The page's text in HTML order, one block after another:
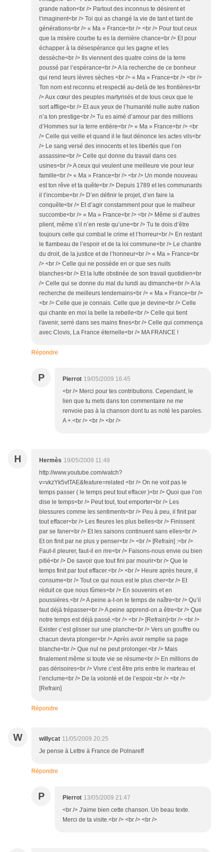
grande nation<br /> Partout des inconnus te désirent et
t’imaginent<br /> Toi qui as changé la vie de tant et tant de
générations<br /> « Ma » France<br /> <br /> Pour tout ceux
que la misère courbe tu es la dernière chance<br /> Et pour
échapper à la désespérance qui les gagne et les
dessèche<br /> Ils viennent des quatre coins de la terre
poussé par l’espérance<br /> A la recherche de ce bonheur
qui rend leurs lèvres sèches <br /> « Ma » France<br /> <br />
Ton nom est reconnu et respecté au-delà de tes frontières<br
/> Aux cœur des peuples martyrisés et de tous ceux que le
sort afflige<br /> Et aux yeux de l’humanité nulle autre nation
n’a ton prestige<br /> Tu es aimé d’amour par des millions
d’Hommes sur la terre entière<br /> « Ma » France<br /> <br
/> Celle qui veille et quand il le faut dénonce les actes vils<br
/> Le sang versé des innocents et les libertés que l’on
assassine<br /> Celle qui donne du travail dans ces
usines<br /> A ceux qui veulent une meilleure vie pour leur
famille<br /> « Ma » France<br /> <br /> Un monde nouveau
est ton rêve et ta quête<br /> Depuis 1789 et les communards
il t’incombe<br /> D’en définir le projet, d’en faire la
conquête<br /> Et d’agir constamment pour que le malheur
succombe<br /> « Ma » France<br /> <br /> Même si d’autres
plient, même s’il n’en reste qu’une<br /> Tu te dois d’être
toujours celle qui combat le crime et l’horreur<br /> En restant
le flambeau de l’espoir et de la loi commune<br /> Le chantre
du droit, de la justice et de l’honneur<br /> « Ma » France<br
/> <br /> Celle qui ne possède en or que ses nuits
blanches<br /> Et la lutte obstinée de son travail quotidien<br
/> Celle qui se donne du mal du lundi au dimanche<br /> A la
recherche de meilleurs lendemains<br /> « Ma » France<br />
<br /> Celle que je connais. Celle que je devine<br /> Celle
qui chante en moi la belle la rebelle<br /> Celle qui tient
l'avenir, serré dans ses mains fines<br /> Celle qui commença
avec Clovis, La France éternelle<br /> MA FRANCE !
Répondre
P Pierrot 19/05/2009 16:45
<br /> Merci pour tes contributions. Cependant, le
lien que tu mets dans ton commentaire ne me
renvoie pas à la chanson dont tu as noté les paroles.
A +.<br /> <br /> <br />
H Hermès 19/05/2009 11:48
http://www.youtube.com/watch?
v=vkzYk5vtTAE&feature=related <br /> On ne voit pas le
temps passer ( le temps peut tout effacer )<br /> Quoi que l’on
dise le temps<br /> Peut tout, tout emporter<br /> Les
blessures comme les sentiments<br /> Peu à peu, il finit par
tout effacer<br /> Les fleures les plus belles<br /> Finissent
par se faner<br /> Et les saisons continuent sans elles<br />
Et on finit par ne plus y penser<br /> <br /> [Refrain] :<br />
Faut-il pleurer, faut-il en rire<br /> Faisons-nous envie ou bien
pitié<br /> De savoir que tout fini par mourir<br /> Que le
temps finit par tout effacer.<br /> <br /> Heure après heure, il
consume<br /> Tout ce qui nous est le plus cher<br /> Et
réduit ce que nous fûmes<br /> En souvenirs et en
poussières.<br /> A peine a-t-on le temps de naître<br /> Qu’il
faut déjà trépasser<br /> A peine apprend-on a être<br /> Que
notre temps est déjà passé.<br /> <br /> [Refrain]<br /> <br />
Exister c’est glisser sur une planche<br /> Vers un gouffre ou
chacun devra plonger<br /> Après avoir remplie sa page
blanche<br /> Que nul ne peut prolonger.<br /> Mais
finalement même si toute vie se résume<br /> En millions de
pas dérisoires<br /> Vivre c’est être pris entre le marteau et
l’enclume<br /> De la volonté et de l’espoir.<br /> <br />
[Refrain]
Répondre
W willycat 11/05/2009 20:25
Je pense à Lettre à France de Polnareff
Répondre
P Pierrot 13/05/2009 21:47
<br /> J'aime bien cette chanson. Un beau texte.
Merci de ta visite.<br /> <br /> <br />